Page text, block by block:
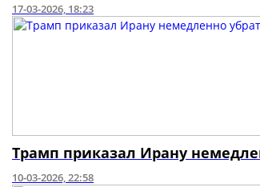
17-03-2026, 18:23
Трамп приказал Ирану
10-03-2026, 22:58